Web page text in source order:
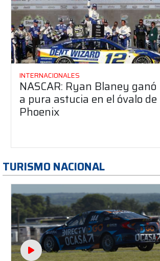
INTERNACIONALES
NASCAR: Ryan Blaney ganó
a pura astucia en el óvalo de
Phoenix
TURISMO NACIONAL